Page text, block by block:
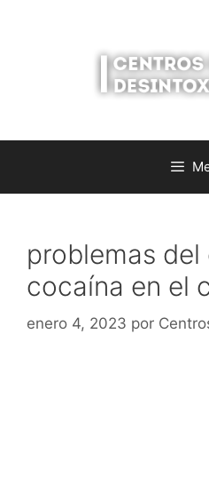
problemas
cocaína en el
enero 4, 2023 por